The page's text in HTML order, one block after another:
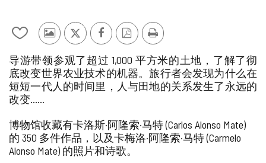
从
的
笔
记
本
添
加/
删
除
其
游
客
的
推
Facebook
PDF
本
打
导游带领参观了超过 1,000 平方米的土地，了解了彻
底改变世界农业技术的机器。旅行者会发现为什么在
短短一代人的时间里，人与田地的关系发生了永远的
改变……
博物馆收藏有卡洛斯·阿隆索·马特 (Carlos Alonso Mate)
的 350 多件作品，以及卡梅洛·阿隆索·马特 (Carmelo
Alonso Mate) 的照片和诗歌。